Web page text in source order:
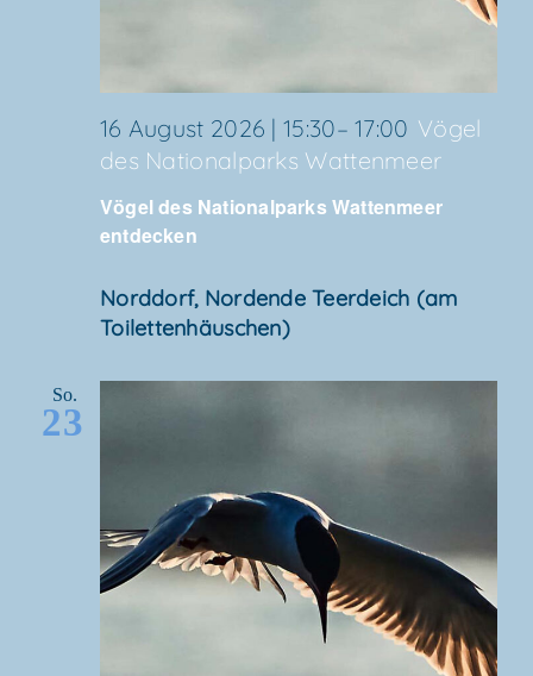
Vögel des Natio­nal­parks Wat­ten­meer
entdecken
16 August 2026 | 15:30–17:00 Vögel
des Natio­nal­parks Wattenmeer
Nord­dorf, Nor­den­de Teer­deich (am
Toilettenhäuschen)
So.
23